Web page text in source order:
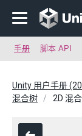
手册 脚本 API
Unity 用户手册
混合树
2D 混合